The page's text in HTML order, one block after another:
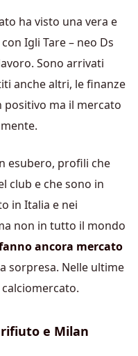
ha visto una vera e
Igli Tare – neo Ds
Sono arrivati
anche altri, le finanze
ma il mercato
esubero, profili che
club e che sono in
in Italia e nei
non in tutto il mondo
ancora mercato
sorpresa. Nelle ultime
e Milan